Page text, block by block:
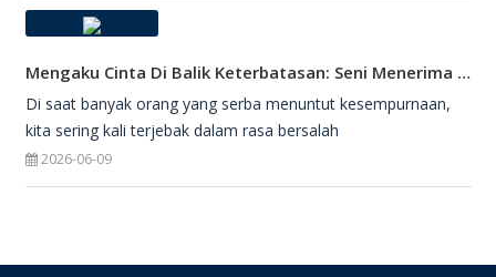
Mengaku Cinta Di Balik Keterbatasan: Seni Menerima Diri Di Hadapan Ilahi
Di saat banyak orang yang serba menuntut kesempurnaan,
kita sering kali terjebak dalam rasa bersalah
2026-06-09